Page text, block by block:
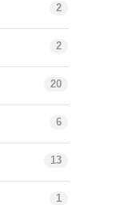
2
2
20
6
13
1